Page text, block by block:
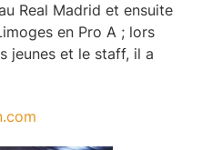
Real Madrid et ensuite
en Pro A ; lors
jeunes et le staff, il a